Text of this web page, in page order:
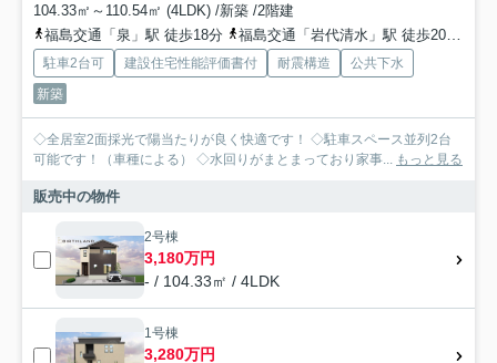
104.33㎡～110.54㎡ (4LDK) /新築 /2階建
福島交通「泉」駅 徒歩18分
福島交通「岩代清水」駅 徒歩20分
駐車2台可 建設住宅性能評価書付 耐震構造
公共下水
新築
◇全居室2面採光で陽当たりが良く快適です！ ◇駐車スペース並列2台
可能です！（車種による） ◇水回りがまとまっており家事... もっと見る
販売中の物件
2号棟
3,180万円
- / 104.33㎡ / 4LDK
1号棟
3,280万円